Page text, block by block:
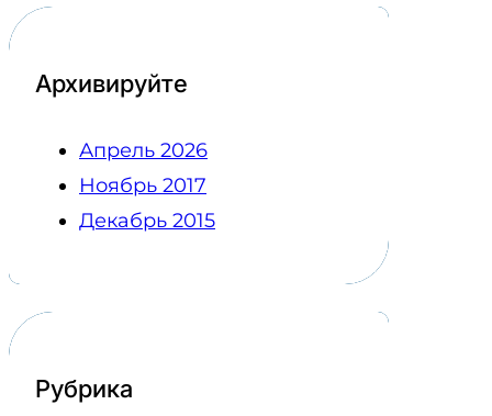
Архивируйте
Апрель 2026
Ноябрь 2017
Декабрь 2015
Рубрика